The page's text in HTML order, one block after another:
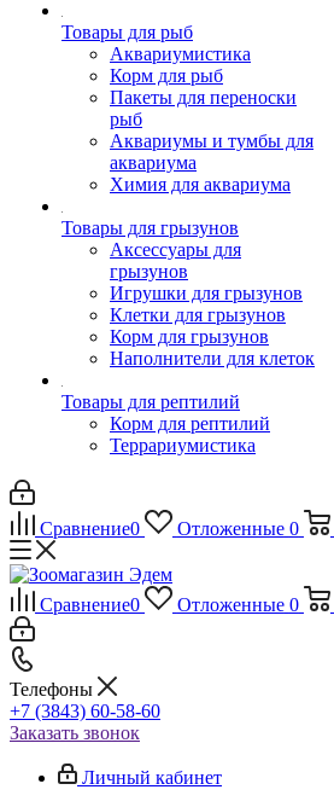
Товары для рыб
Аквариумистика
Корм для рыб
Пакеты для переноски
рыб
Аквариумы и тумбы для
аквариума
Химия для аквариума
Товары для грызунов
Аксессуары для
грызунов
Игрушки для грызунов
Клетки для грызунов
Корм для грызунов
Наполнители для клеток
Товары для рептилий
Корм для рептилий
Террариумистика
Сравнение0 Отложенные 0
Сравнение0 Отложенные 0
Телефоны
+7 (3843) 60-58-60
Заказать звонок
Личный кабинет